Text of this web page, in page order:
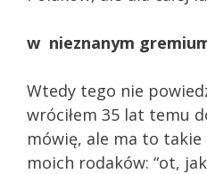
w nieznanym
Wtedy tego nie
wróciłem 35 lat temu
mówię, ale ma to takie
moich rodaków: “ot,